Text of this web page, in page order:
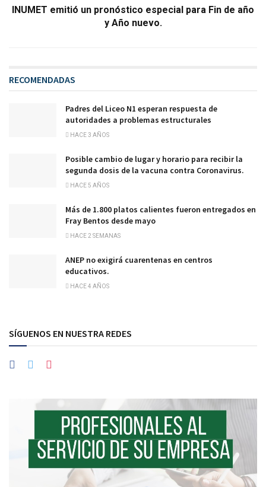
INUMET emitió un pronóstico especial para Fin de año
y Año nuevo.
RECOMENDADAS
Padres del Liceo N1 esperan respuesta de
autoridades a problemas estructurales
HACE 3 AÑOS
Posible cambio de lugar y horario para recibir la
segunda dosis de la vacuna contra Coronavirus.
HACE 5 AÑOS
Más de 1.800 platos calientes fueron entregados en
Fray Bentos desde mayo
HACE 2 SEMANAS
ANEP no exigirá cuarentenas en centros
educativos.
HACE 4 AÑOS
SÍGUENOS EN NUESTRA REDES